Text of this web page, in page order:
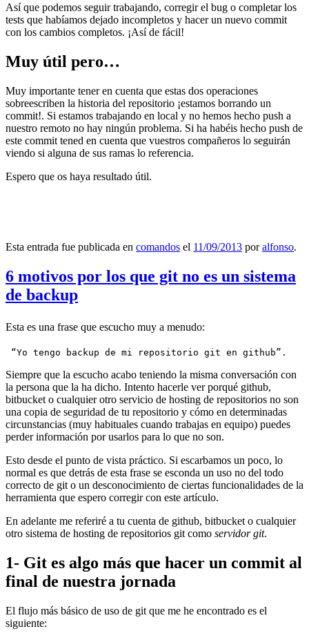
Así que podemos seguir trabajando, corregir el bug o completar los
tests que habíamos dejado incompletos y hacer un nuevo commit
con los cambios completos. ¡Así de fácil!
Muy útil pero…
Muy importante tener en cuenta que estas dos operaciones
sobreescriben la historia del repositorio ¡estamos borrando un
commit!. Si estamos trabajando en local y no hemos hecho push a
nuestro remoto no hay ningún problema. Si ha habéis hecho push de
este commit tened en cuenta que vuestros compañeros lo seguirán
viendo si alguna de sus ramas lo referencia.
Espero que os haya resultado útil.
Esta entrada fue publicada en comandos el 11/09/2013 poralfonso.
6 motivos por los que git no es un sistema
de backup
Esta es una frase que escucho muy a menudo:
“Yo tengo backup de mi repositorio git en github”.
Siempre que la escucho acabo teniendo la misma conversación con
la persona que la ha dicho. Intento hacerle ver porqué github,
bitbucket o cualquier otro servicio de hosting de repositorios no son
una copia de seguridad de tu repositorio y cómo en determinadas
circunstancias (muy habituales cuando trabajas en equipo) puedes
perder información por usarlos para lo que no son.
Esto desde el punto de vista práctico. Si escarbamos un poco, lo
normal es que detrás de esta frase se esconda un uso no del todo
correcto de git o un desconocimiento de ciertas funcionalidades de la
herramienta que espero corregir con este artículo.
En adelante me referiré a tu cuenta de github, bitbucket o cualquier
otro sistema de hosting de repositorios git como servidor git.
1- Git es algo más que hacer un commit al
final de nuestra jornada
El flujo más básico de uso de git que me he encontrado es el
siguiente: